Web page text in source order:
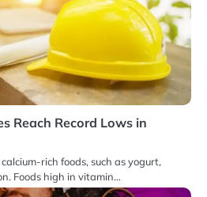
Reach Record Lows in
rich foods, such as yogurt,
Foods high in vitamin…